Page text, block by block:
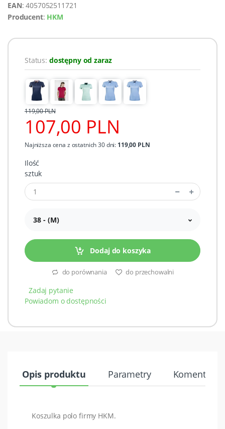
EAN: 4057052511721
Producent: HKM
Status: dostępny od zaraz
107,00 PLN
119,00 PLN
Najniższa cena z ostatnich 30 dni: 119,00 PLN
Ilość
sztuk
38 - (M)
Dodaj do koszyka
do porównania do przechowalni
Zadaj pytanie
Powiadom o dostępności
Opis produktu Parametry Komentarze
Koszulka polo firmy HKM.